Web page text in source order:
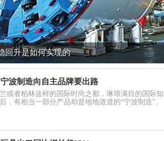
回升是如何实现的
波制造向自主品牌要出路
或者柏林这样的国际时尚之都，琳琅满目的国际
，有相当一部分产品却是地地道道的“宁波制造”。